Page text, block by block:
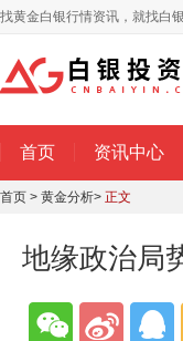
找黄金白银行情资讯，就找白
首页 资讯中心
首页 > 黄金分析> 正文
地缘政治局